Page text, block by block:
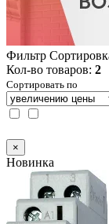
Фильтр
Кол-во товаров: 2
Сортировать по
×
Новинка